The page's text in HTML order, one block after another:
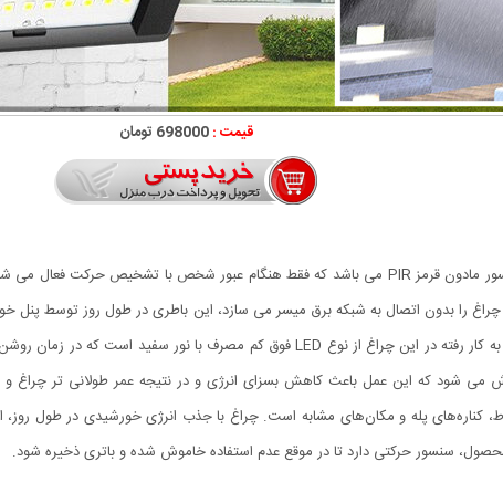
قیمت :698000 تومان
چراغ را بدون اتصال به شبکه برق میسر می سازد، این باطری در طول روز توسط
کناره‌های پله و مکان‌های مشابه است. چراغ با جذب انرژی خورشیدی در طول
سنسور حرکتی دارد تا در موقع عدم استفاده خاموش شده و باتری ذخیره شود.